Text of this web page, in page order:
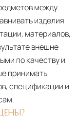
между
изделия
материалов,
внешне
по качеству и
принимать
спецификации и